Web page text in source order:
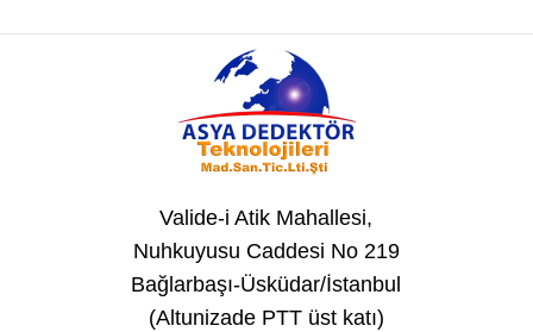
Valide-i Atik Mahallesi,
Nuhkuyusu Caddesi No 219
Bağlarbaşı-Üsküdar/İstanbul
(Altunizade PTT üst katı)